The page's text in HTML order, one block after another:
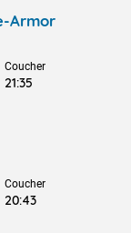
Armor
Coucher
21:35
Coucher
20:43